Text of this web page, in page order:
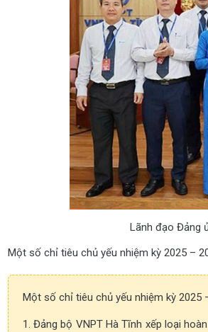
Lãnh đạo Đảng
Một số chỉ tiêu chủ yếu nhiệm kỳ 2025 –
Một số chỉ tiêu chủ yếu nhiệm kỳ 2025
1. Đảng bộ VNPT Hà Tĩnh xếp loại